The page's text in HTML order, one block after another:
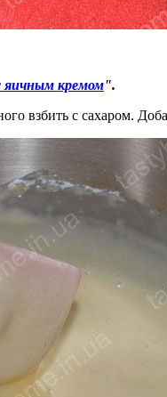
кремом".
с сахаром.